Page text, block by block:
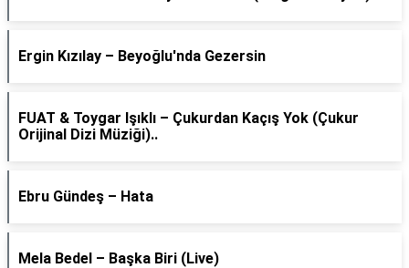
Ergin Kızılay – Beyoğlu'nda Gezersin
FUAT & Toygar Işıklı – Çukurdan Kaçış Yok (Çukur
Orijinal Dizi Müziği)..
Ebru Gündeş – Hata
Mela Bedel – Başka Biri (Live)